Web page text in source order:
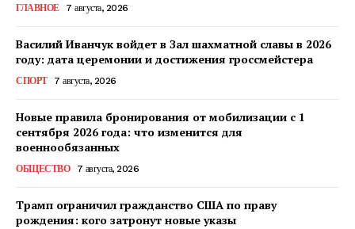
ПОДПИСАТЬСЯ СЕЙЧАС
ГЛАВНОЕ 7 августа, 2026
Василий Иванчук войдет в Зал шахматной славы в 2026
году: дата церемонии и достижения гроссмейстера
СПОРТ 7 августа, 2026
Новые правила бронирования от мобилизации с 1
сентября 2026 года: что изменится для
военнообязанных
ОБЩЕСТВО 7 августа, 2026
Трамп ограничил гражданство США по праву
рождения: кого затронут новые указы